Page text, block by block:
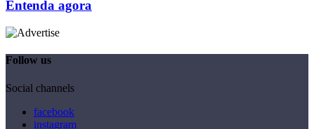
Entenda agora
Follow us
Social channels
facebook
instagram